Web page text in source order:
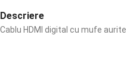
Descriere
Cablu HDMI digital cu mufe